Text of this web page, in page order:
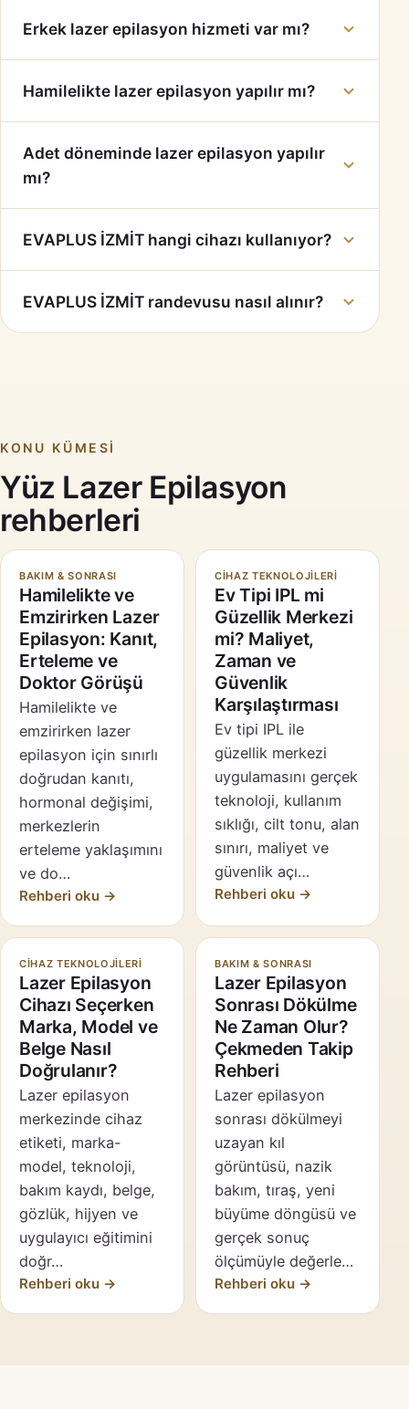
Erkek lazer epilasyon hizmeti var mı?
Hamilelikte lazer epilasyon yapılır mı?
Adet döneminde lazer epilasyon yapılır
mı?
EVAPLUS İZMİT hangi cihazı kullanıyor?
EVAPLUS İZMİT randevusu nasıl alınır?
KONU KÜMESI
Yüz Lazer Epilasyon
rehberleri
BAKIM & SONRASI
Hamilelikte ve
Emzirirken Lazer
Epilasyon: Kanıt,
Erteleme ve
Doktor Görüşü
Hamilelikte ve
emzirirken lazer
epilasyon için sınırlı
doğrudan kanıtı,
hormonal değişimi,
merkezlerin
erteleme yaklaşımını
ve do…
Rehberi oku →
CIHAZ TEKNOLOJILERI
Ev Tipi IPL mi
Güzellik Merkezi
mi? Maliyet,
Zaman ve
Güvenlik
Karşılaştırması
Ev tipi IPL ile
güzellik merkezi
uygulamasını gerçek
teknoloji, kullanım
sıklığı, cilt tonu, alan
sınırı, maliyet ve
güvenlik açı…
Rehberi oku →
CIHAZ TEKNOLOJILERI
Lazer Epilasyon
Cihazı Seçerken
Marka, Model ve
Belge Nasıl
Doğrulanır?
Lazer epilasyon
merkezinde cihaz
etiketi, marka-
model, teknoloji,
bakım kaydı, belge,
gözlük, hijyen ve
uygulayıcı eğitimini
doğr…
Rehberi oku →
BAKIM & SONRASI
Lazer Epilasyon
Sonrası Dökülme
Ne Zaman Olur?
Çekmeden Takip
Rehberi
Lazer epilasyon
sonrası dökülmeyi
uzayan kıl
görüntüsü, nazik
bakım, tıraş, yeni
büyüme döngüsü ve
gerçek sonuç
ölçümüyle değerle…
Rehberi oku →